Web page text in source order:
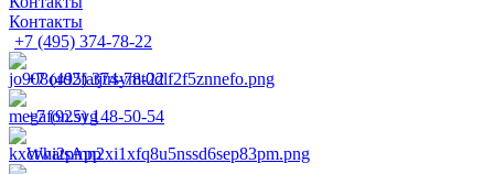
Контакты
+7 (495) 374-78-22
+7 (495) 374-78-22
+7 (925) 148-50-54
WhatsApp